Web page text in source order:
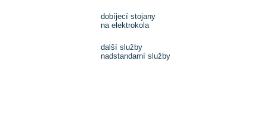
dobíjecí stojany
na elektrokola
další služby
nadstandarní služby